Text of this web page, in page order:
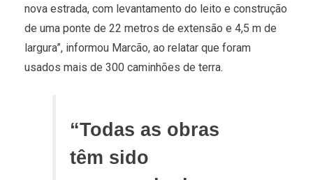
nova estrada, com levantamento do leito e construção
de uma ponte de 22 metros de extensão e 4,5 m de
largura”, informou Marcão, ao relatar que foram
usados mais de 300 caminhões de terra.
“Todas as obras
têm sido